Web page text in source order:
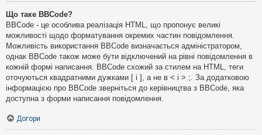
Що таке BBCode?
BBCode - це особлива реалізація HTML, що пропонує великі
можливості щодо форматування окремих частин повідомлення.
Можливість використання BBCode визначається адміністратором,
однак BBCode також може бути відключений на рівні повідомлення в
кожній формі написання. BBCode схожий за стилем на HTML, теги
оточуються квадратними дужками [ і ], а не в < і > ;. За додатковою
інформацією про BBCode зверніться до керівництва з BBCode, яка
доступна з форми написання повідомлення.
Догори